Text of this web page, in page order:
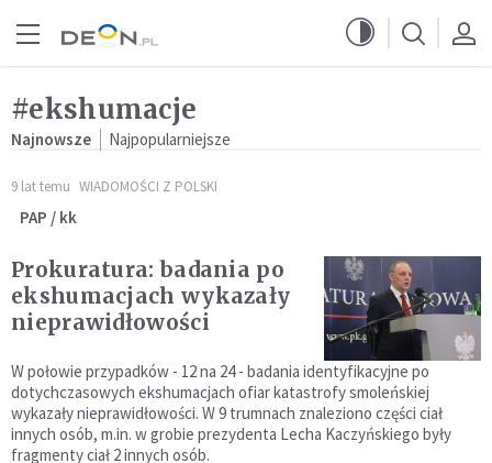
#ekshumacje
Najnowsze Najpopularniejsze
9 lat temu WIADOMOŚCI Z POLSKI
PAP / kk
Prokuratura: badania po
ekshumacjach wykazały
nieprawidłowości
W połowie przypadków - 12 na 24 - badania identyfikacyjne po
dotychczasowych ekshumacjach ofiar katastrofy smoleńskiej
wykazały nieprawidłowości. W 9 trumnach znaleziono części ciał
innych osób, m.in. w grobie prezydenta Lecha Kaczyńskiego były
fragmenty ciał 2 innych osób.